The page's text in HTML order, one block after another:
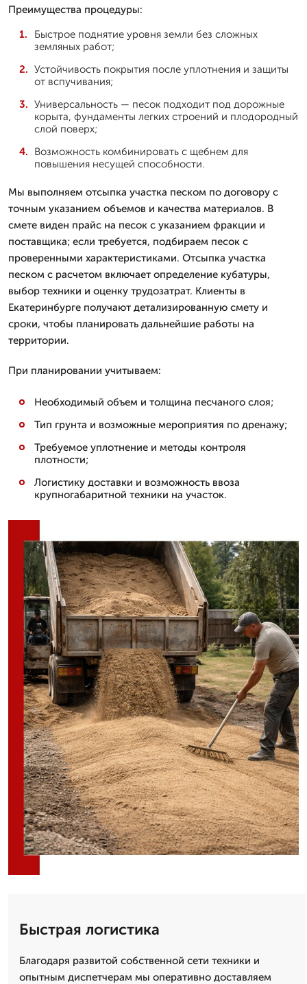
Преимущества процедуры:
Быстрое поднятие уровня земли без сложных
земляных работ;
Устойчивость покрытия после уплотнения и защиты
от вспучивания;
Универсальность — песок подходит под дорожные
корыта, фундаменты легких строений и плодородный
слой поверх;
Возможность комбинировать с щебнем для
повышения несущей способности.
Мы выполняем отсыпка участка песком по договору с
точным указанием объемов и качества материалов. В
смете виден прайс на песок с указанием фракции и
поставщика; если требуется, подбираем песок с
проверенными характеристиками. Отсыпка участка
песком с расчетом включает определение кубатуры,
выбор техники и оценку трудозатрат. Клиенты в
Екатеринбурге получают детализированную смету и
сроки, чтобы планировать дальнейшие работы на
территории.
При планировании учитываем:
Необходимый объем и толщина песчаного слоя;
Тип грунта и возможные мероприятия по дренажу;
Требуемое уплотнение и методы контроля
плотности;
Логистику доставки и возможность ввоза
крупногабаритной техники на участок.
Быстрая логистика
Благодаря развитой собственной сети техники и
опытным диспетчерам мы оперативно доставляем